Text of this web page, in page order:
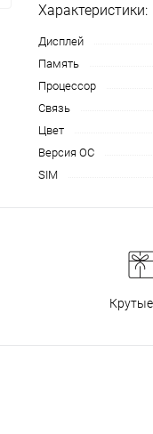
Характеристики:
Дисплей
Память
Процессор
Связь
Цвет
Версия ОС
SIM
оплату
частибез
платежей
%
Добавляйте товары